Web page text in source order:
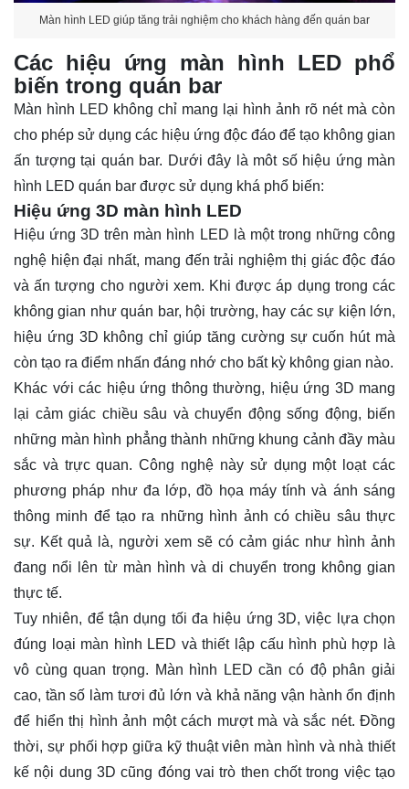
Màn hình LED giúp tăng trải nghiệm cho khách hàng đến quán bar
Các hiệu ứng màn hình LED phổ
biến trong quán bar
Màn hình LED không chỉ mang lại hình ảnh rõ nét mà còn
cho phép sử dụng các hiệu ứng độc đáo để tạo không gian
ấn tượng tại quán bar. Dưới đây là môt số hiệu ứng màn
hình LED quán bar được sử dụng khá phổ biến:
Hiệu ứng 3D màn hình LED
Hiệu ứng 3D trên màn hình LED là một trong những công
nghệ hiện đại nhất, mang đến trải nghiệm thị giác độc đáo
và ấn tượng cho người xem. Khi được áp dụng trong các
không gian như quán bar, hội trường, hay các sự kiện lớn,
hiệu ứng 3D không chỉ giúp tăng cường sự cuốn hút mà
còn tạo ra điểm nhấn đáng nhớ cho bất kỳ không gian nào.
Khác với các hiệu ứng thông thường, hiệu ứng 3D mang
lại cảm giác chiều sâu và chuyển động sống động, biến
những màn hình phẳng thành những khung cảnh đầy màu
sắc và trực quan. Công nghệ này sử dụng một loạt các
phương pháp như đa lớp, đồ họa máy tính và ánh sáng
thông minh để tạo ra những hình ảnh có chiều sâu thực
sự. Kết quả là, người xem sẽ có cảm giác như hình ảnh
đang nổi lên từ màn hình và di chuyển trong không gian
thực tế.
Tuy nhiên, để tận dụng tối đa hiệu ứng 3D, việc lựa chọn
đúng loại màn hình LED và thiết lập cấu hình phù hợp là
vô cùng quan trọng. Màn hình LED cần có độ phân giải
cao, tần số làm tươi đủ lớn và khả năng vận hành ổn định
để hiển thị hình ảnh một cách mượt mà và sắc nét. Đồng
thời, sự phối hợp giữa kỹ thuật viên màn hình và nhà thiết
kế nội dung 3D cũng đóng vai trò then chốt trong việc tạo